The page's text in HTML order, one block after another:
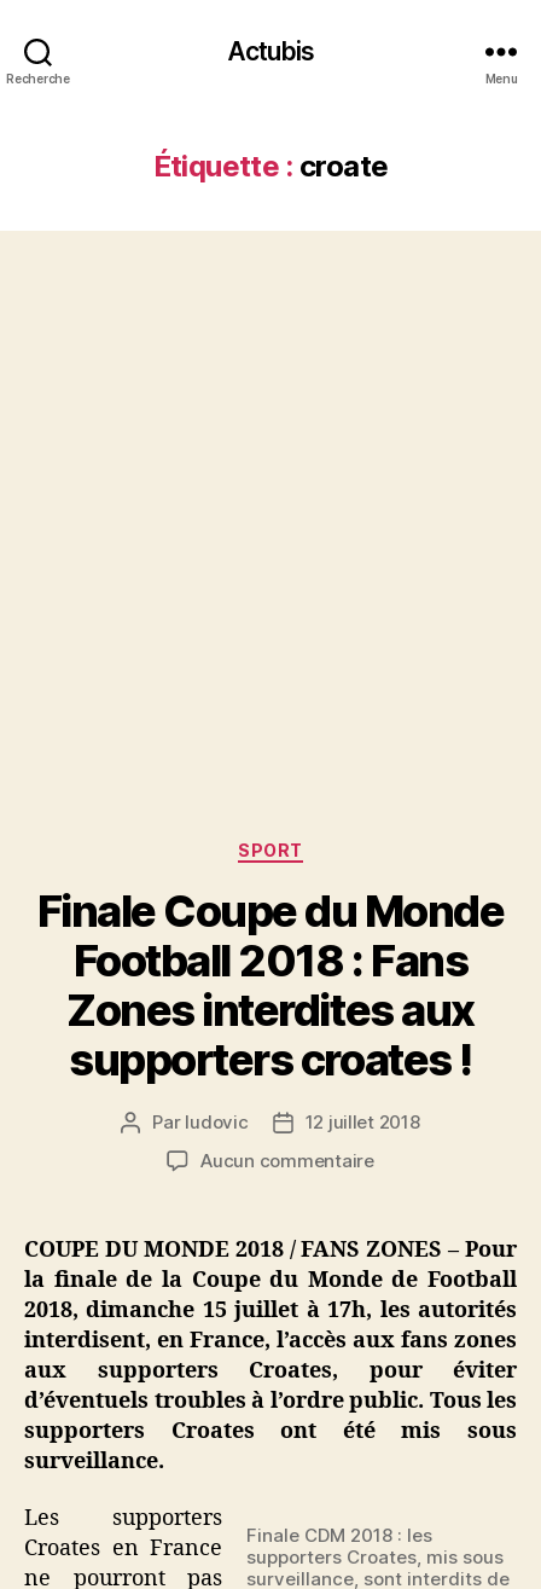
Recherche
Actubis
Menu
Étiquette : croate
Catégories
SPORT
Finale Coupe du Monde
Football 2018 : Fans
Zones interdites aux
supporters croates !
Auteur
l’article
Par ludovic
Date12 juillet 2018
Aucun commentairesur
du
Monde
Football
2018
:
Fans
Zones
interdites
!
COUPE DU MONDE 2018 / FANS ZONES – Pour
la finale de la Coupe du Monde de Football
2018, dimanche 15 juillet à 17h, les autorités
interdisent, en France, l’accès aux fans zones
aux supporters Croates, pour éviter
d’éventuels troubles à l’ordre public. Tous les
supporters Croates ont été mis sous
surveillance.
Finale CDM 2018 : les
supporters Croates, mis sous
surveillance, sont interdits de
Les supporters
Croates en France
ne pourront pas